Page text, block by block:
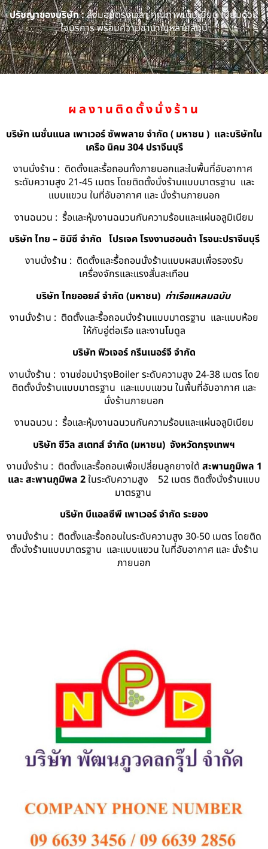
ปรัชญาของบริษัท :ส่งมอบตรงเวลา คุณภาพเต็มเยี่ยม เปี่ยมด้วย
ใจบริการ พร้อมความชำนาญหลายสิบปี
ผลงานติดตั้งนั่งร้าน
บริษัท เนชั่นแนล เพาเวอร์ ซัพพลาย จำกัด ( มหาชน ) และบริษัทใน
เครือ นิคม 304 ปราจีนบุรี
งานนั่งร้าน : ติดตั้งและรื้อถอนทั้งภายนอกและในพื้นที่อับอากาศ
ระดับความสูง 21-45 เมตร โดยติดตั้งนั่งร้านแบบมาตรฐาน และ
แบบแขวน ในที่อับอากาศ และ นั่งร้านภายนอก
งานฉนวน : รื้อและหุ้มงานฉนวนกันความร้อนและแผ่นอลูมิเนียม
บริษัท ไทย – ชิมิซึ จำกัด โปรเจค โรงงานฮอนด้า โรจนะปราจีนบุรี
งานนั่งร้าน : ติดตั้งและรื้อถอนนั่งร้านแบบผสมเพื่อรองรับ
เครื่องจักรและแรงสั่นสะเทือน
บริษัท ไทยออยล์ จํากัด (มหาชน) ท่าเรือแหลมฉบับ
งานนั่งร้าน : ติดตั้งและรื้อถอนนั่งร้านแบบมาตรฐาน และแบบห้อย
ให้กับอู่ต่อเรือ และงานโมดูล
บริษัท ฟิวเจอร์ กรีนเนอร์จี จำกัด
งานนั่งร้าน : งานซ่อมบำรุงBoiler ระดับความสูง 24-38 เมตร โดย
ติดตั้งนั่งร้านแบบมาตรฐาน และแบบแขวน ในพื้นที่อับอากาศ และ
นั่งร้านภายนอก
งานฉนวน : รื้อและหุ้มงานฉนวนกันความร้อนและแผ่นอลูมิเนียม
บริษัท ซีวิล สเตทส์ จำกัด (มหาชน) จังหวัดกรุงเทพฯ
งานนั่งร้าน : ติดตั้งและรื้อถอนเพื่อเปลี่ยนลูกยางใต้ สะพานภูมิพล 1
และ สะพานภูมิพล 2ในระดับความสูง 52 เมตร ติดตั้งนั่งร้านแบบ
มาตรฐาน
บริษัท บีแอลซีพี เพาเวอร์ จำกัด ระยอง
งานนั่งร้าน : ติดตั้งและรื้อถอนในระดับความสูง 30-50 เมตร โดยติด
ตั้งนั่งร้านแบบมาตรฐาน และแบบแขวน ในที่อับอากาศ และ นั่งร้าน
ภายนอก